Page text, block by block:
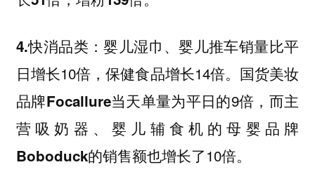
4.快消品类：婴儿湿巾、婴儿推车销量比平
日增长10倍，保健食品增长14倍。国货美妆
品牌Focallure当天单量为平日的9倍，而主
营吸奶器、婴儿辅食机的母婴品牌
Boboduck的销售额也增长了10倍。